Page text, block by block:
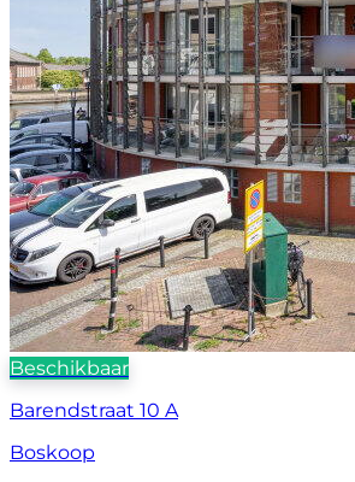
Beschikbaar
Barendstraat 10 A
Boskoop